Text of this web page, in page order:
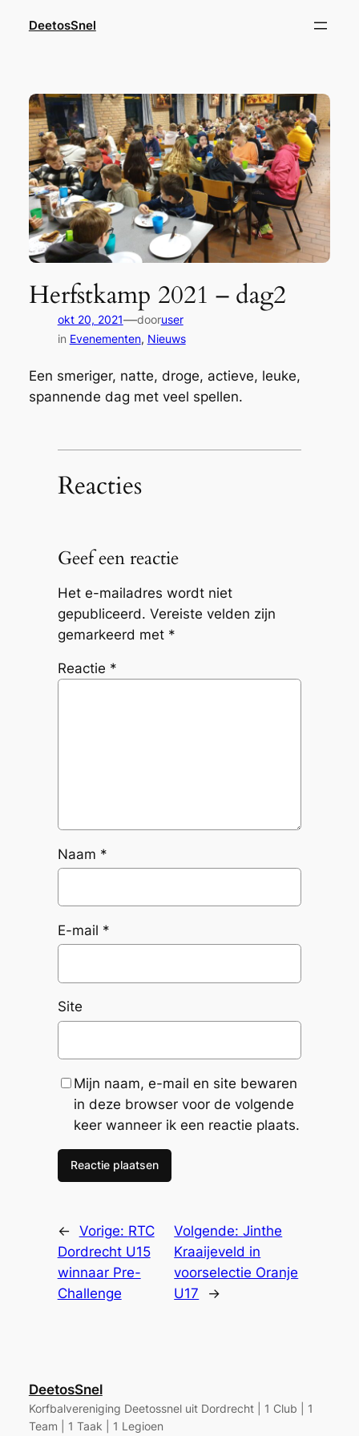
DeetosSnel
Herfstkamp 2021 – dag2
okt 20, 2021—dooruser
in Evenementen, Nieuws
Een smeriger, natte, droge, actieve, leuke,
spannende dag met veel spellen.
Reacties
Geef een reactie
Het e-mailadres wordt niet
gepubliceerd. Vereiste velden zijn
gemarkeerd met *
Reactie *
Naam *
E-mail *
Site
Mijn naam, e-mail en site bewaren
in deze browser voor de volgende
keer wanneer ik een reactie plaats.
← Vorige: RTC
Dordrecht U15
winnaar Pre-
Challenge
Volgende:Jinthe
Kraaijeveld in
voorselectie Oranje
U17
→
DeetosSnel
Korfbalvereniging Deetossnel uit Dordrecht | 1 Club | 1
Team | 1 Taak | 1 Legioen